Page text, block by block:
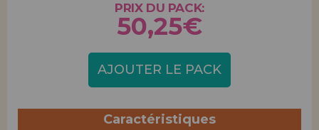
PRIX DU PACK:
50,25€
AJOUTER LE PACK
Caractéristiques